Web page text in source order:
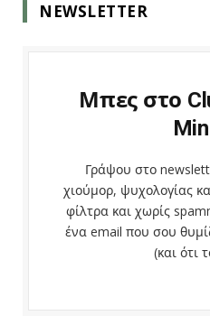
NEWSLETTER
Μπες στο
Γράψου στο
χιούμορ, ψυχολογίας
φίλτρα και χωρίς
ένα email που σου
(και ότι